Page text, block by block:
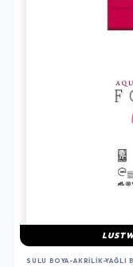
SULU BOYA-AKRILIK-YAĞLI